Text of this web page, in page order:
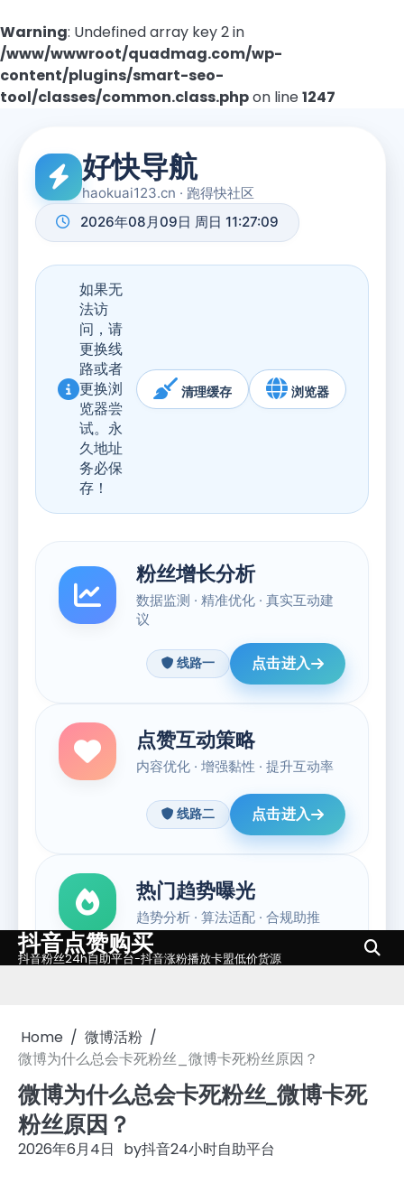
Warning: Undefined array key 2 in
/www/wwwroot/quadmag.com/wp-
content/plugins/smart-seo-
tool/classes/common.class.phpon line1247
Skip
to
抖音点赞购买
抖音粉丝24h自助平台-抖音涨粉播放卡盟低价货源
Home
微博活粉
微博为什么总会卡死粉丝_微博卡死粉丝原因？
微博为什么总会卡死粉丝_微博卡死
粉丝原因？
2026年6月4日 by抖音24小时自助平台